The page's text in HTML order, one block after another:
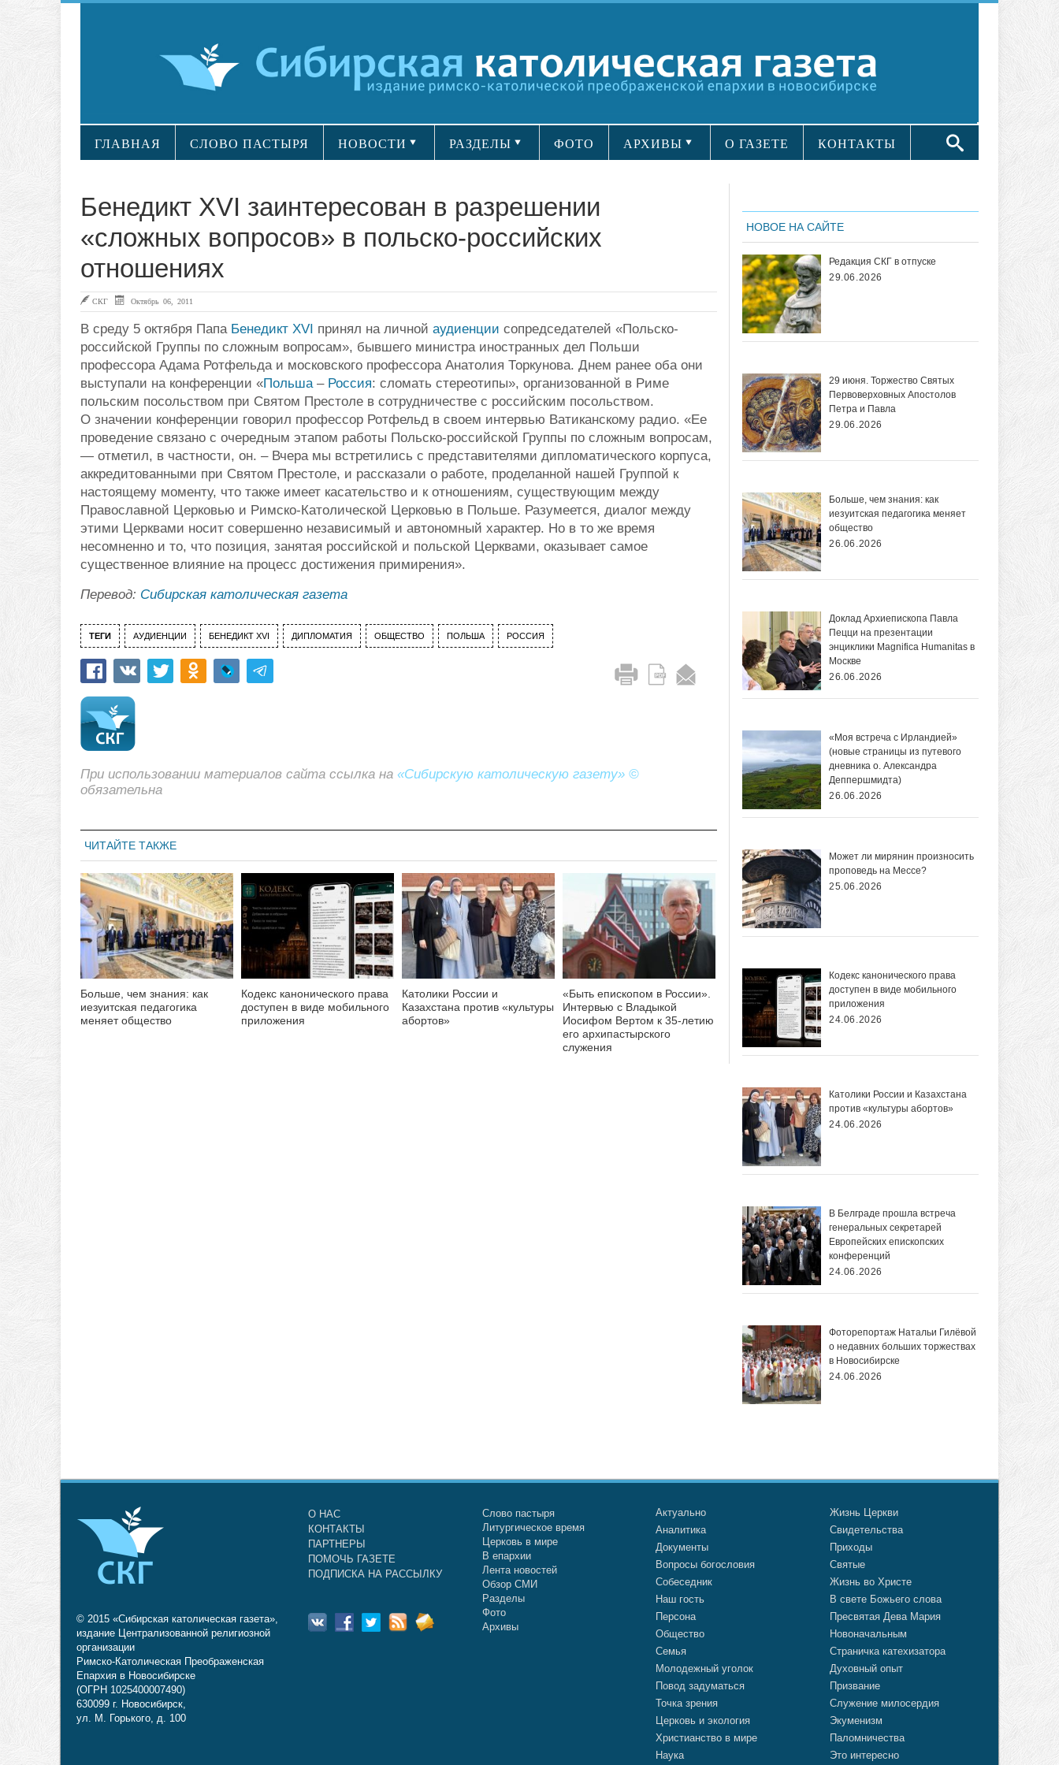
ГЛАВНАЯ СЛОВО ПАСТЫРЯ НОВОСТИ РАЗДЕЛЫ ФОТО АРХИВЫ О ГАЗЕТЕ КОНТАКТЫ
Бенедикт XVI заинтересован в разрешении
«сложных вопросов» в польско-российских
отношениях
СКГ Октябрь 06, 2011
В среду 5 октября Папа Бенедикт XVI принял на личной аудиенции сопредседателей «Польско-
российской Группы по сложным вопросам», бывшего министра иностранных дел Польши
профессора Адама Ротфельда и московского профессора Анатолия Торкунова. Днем ранее оба они
выступали на конференции «Польша– Россия: сломать стереотипы», организованной в Риме
польским посольством при Святом Престоле в сотрудничестве с российским посольством.
О значении конференции говорил профессор Ротфельд в своем интервью Ватиканскому радио. «Ее
проведение связано с очередным этапом работы Польско-российской Группы по сложным вопросам,
— отметил, в частности, он. – Вчера мы встретились с представителями дипломатического корпуса,
аккредитованными при Святом Престоле, и рассказали о работе, проделанной нашей Группой к
настоящему моменту, что также имеет касательство и к отношениям, существующим между
Православной Церковью и Римско-Католической Церковью в Польше. Разумеется, диалог между
этими Церквами носит совершенно независимый и автономный характер. Но в то же время
несомненно и то, что позиция, занятая российской и польской Церквами, оказывает самое
существенное влияние на процесс достижения примирения».
Перевод: Сибирская католическая газета
ТЕГИ АУДИЕНЦИИ БЕНЕДИКТ XVI ДИПЛОМАТИЯ ОБЩЕСТВО ПОЛЬША РОССИЯ
При использовании материалов сайта ссылка на «Сибирскую католическую газету» ©
обязательна
ЧИТАЙТЕ ТАКЖЕ
Больше, чем знания: как
иезуитская педагогика
меняет общество
Кодекс канонического права
доступен в виде мобильного
приложения
Католики России и
Казахстана против «культуры
абортов»
«Быть епископом в России».
Интервью с Владыкой
Иосифом Вертом к 35-летию
его архипастырского
служения
НОВОЕ НА САЙТЕ
Редакция СКГ в отпуске
29.06.2026
29 июня. Торжество Святых
Первоверховных Апостолов
Петра и Павла
29.06.2026
Больше, чем знания: как
иезуитская педагогика меняет
общество
26.06.2026
Доклад Архиепископа Павла
Пецци на презентации
энциклики Magnifica Нumanitas в
Москве
26.06.2026
«Моя встреча с Ирландией»
(новые страницы из путевого
дневника о. Александра
Деппершмидта)
26.06.2026
Может ли мирянин произносить
проповедь на Мессе?
25.06.2026
Кодекс канонического права
доступен в виде мобильного
приложения
24.06.2026
Католики России и Казахстана
против «культуры абортов»
24.06.2026
В Белграде прошла встреча
генеральных секретарей
Европейских епископских
конференций
24.06.2026
Фоторепортаж Натальи Гилёвой
о недавних больших торжествах
в Новосибирске
24.06.2026
© 2015 «Сибирская католическая газета»,
издание Централизованной религиозной
организации
Римско-Католическая Преображенская
Епархия в Новосибирске
(ОГРН 1025400007490)
630099 г. Новосибирск,
ул. М. Горького, д. 100
О НАС
КОНТАКТЫ
ПАРТНЕРЫ
ПОМОЧЬ ГАЗЕТЕ
ПОДПИСКА НА РАССЫЛКУ
Слово пастыря
Литургическое время
Церковь в мире
В епархии
Лента новостей
Обзор СМИ
Разделы
Фото
Архивы
Актуально
Аналитика
Документы
Вопросы богословия
Собеседник
Наш гость
Персона
Общество
Семья
Молодежный уголок
Повод задуматься
Точка зрения
Церковь и экология
Христианство в мире
Наука
Жизнь Церкви
Свидетельства
Приходы
Святые
Жизнь во Христе
В свете Божьего слова
Пресвятая Дева Мария
Новоначальным
Страничка катехизатора
Духовный опыт
Призвание
Служение милосердия
Экуменизм
Паломничества
Это интересно